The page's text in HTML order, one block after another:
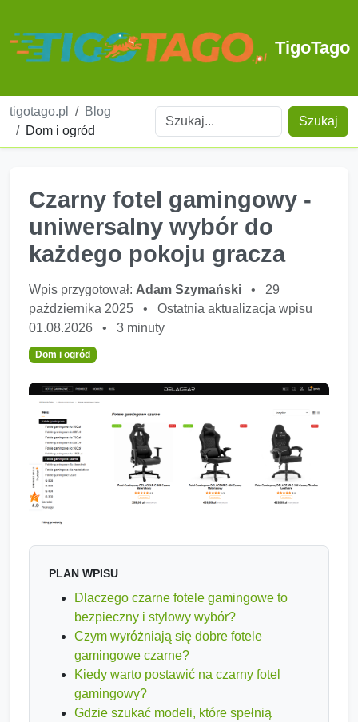
TigoTago
tigotago.pl
Blog
Dom i ogród
Szukaj
Czarny fotel gamingowy -
uniwersalny wybór do
każdego pokoju gracza
Wpis przygotował: Adam Szymański •
29
października 2025
•
Ostatnia aktualizacja wpisu
01.08.2026
• 3 minuty
Dom i ogród
PLAN WPISU
Dlaczego czarne fotele gamingowe to
bezpieczny i stylowy wybór?
Czym wyróżniają się dobre fotele
gamingowe czarne?
Kiedy warto postawić na czarny fotel
gamingowy?
Gdzie szukać modeli, które spełnią